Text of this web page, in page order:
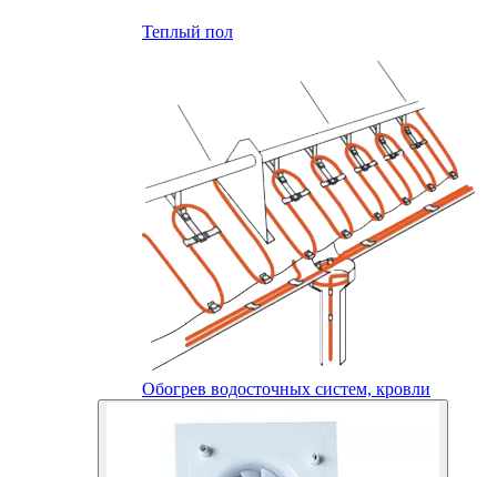
Теплый пол
Обогрев водосточных систем, кровли